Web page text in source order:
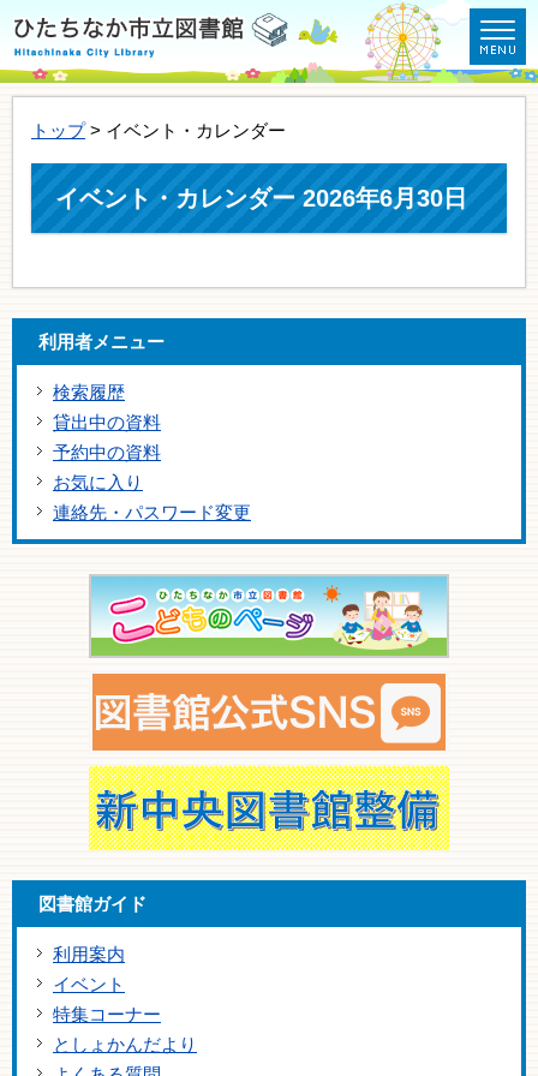
トップ> イベント・カレンダー
イベント・カレンダー 2026年6月30日
利用者メニュー
検索履歴
貸出中の資料
予約中の資料
お気に入り
連絡先・パスワード変更
図書館ガイド
利用案内
イベント
特集コーナー
としょかんだより